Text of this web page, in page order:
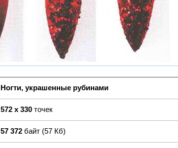
Ногти, украшенные рубинами
572 x 330 точек
57 372 байт (57 Кб)